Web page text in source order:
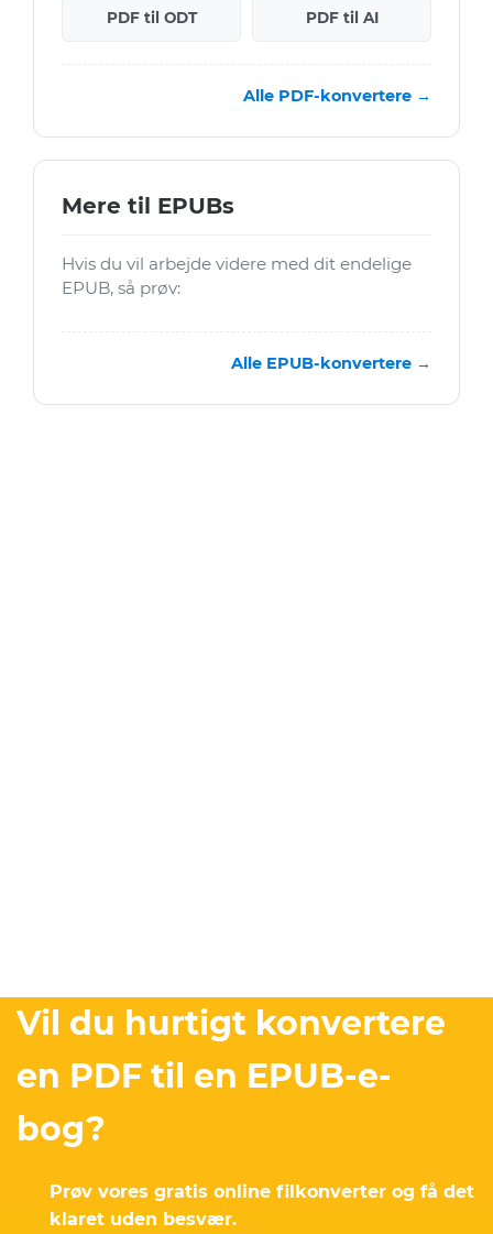
PDF til ODT PDF til AI
Alle PDF-konvertere →
Mere til EPUBs
Hvis du vil arbejde videre med dit endelige
EPUB, så prøv:
Alle EPUB-konvertere →
Vil du hurtigt konvertere
en PDF til en EPUB-e-
bog?
Prøv vores gratis online filkonverter og få det
klaret uden besvær.